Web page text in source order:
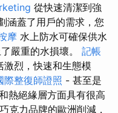
從快速清潔到強
涵蓋了用戶的需求，您
摩 水上防水可確保供水
嚴重的水損壞。 記帳
烈，快速和生態模
際整復師證照 - 甚至是
熱絕緣層方面具有很高
克力品牌的歐洲削減，